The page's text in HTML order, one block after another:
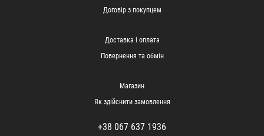
Договір з покупцем
Доставка і оплата
Повернення та обмін
Магазин
Як здійснити замовлення
+38 067 637 1936